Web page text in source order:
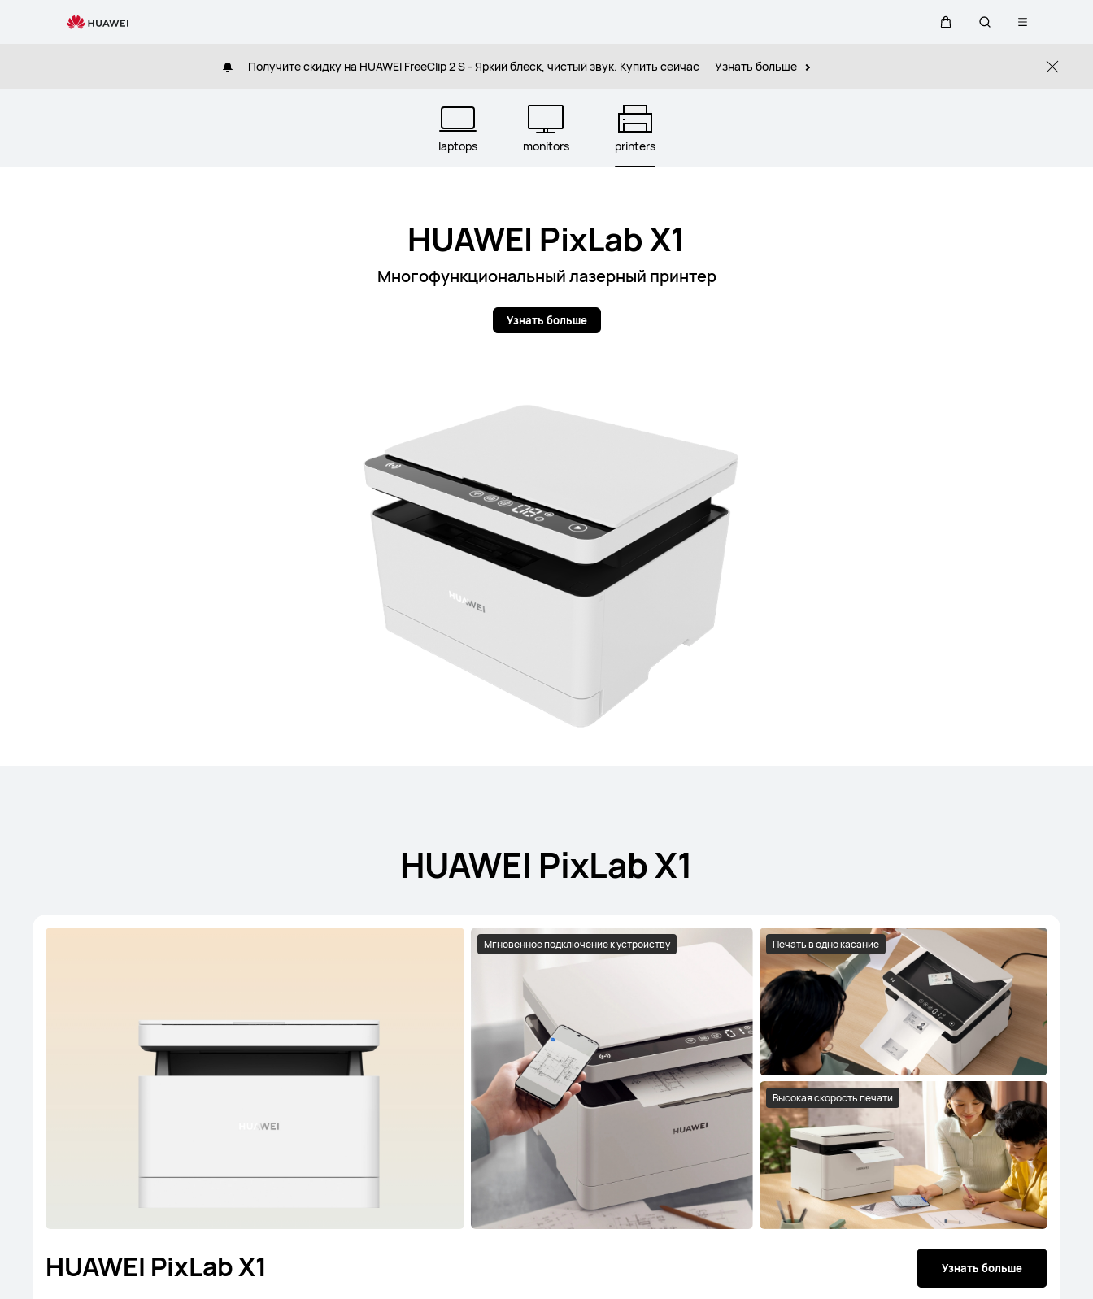
Открыть
Получите скидку на HUAWEI FreeClip 2 S - Яркий блеск, чистый звук. Купить сейчас Узнать больше Close
laptops monitors printers
HUAWEI PixLab X1
Многофункциональный лазерный принтер
Узнать больше
HUAWEI PixLab X1
Мгновенное подключение к устройству Печать в одно касание
Высокая скорость печати
HUAWEI PixLab X1 Узнать больше